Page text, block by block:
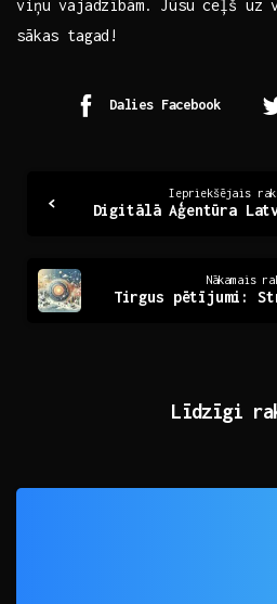
viņu vajadzībām. Jūsu ceļš uz
sākas tagad!
Dalies Facebook
Reading
Iepriekšējais
Nākamais
Līdzīgi